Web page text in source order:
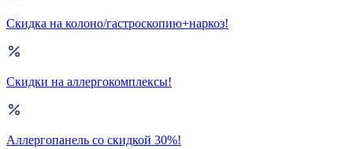
Скидка на колоно/гастроскопию+наркоз!
Скидки на аллергокомплексы!
Аллергопанель со скидкой 30%!